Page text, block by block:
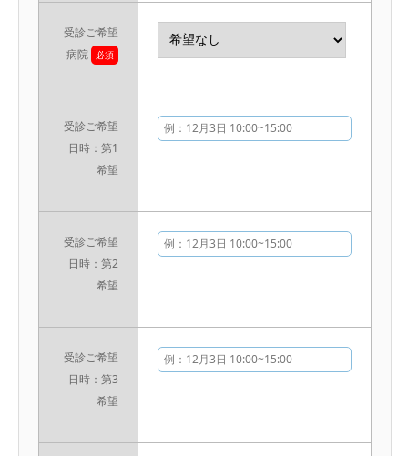
受診ご希望
病院
必須
受診ご希望
日時：第1
希望
受診ご希望
日時：第2
希望
受診ご希望
日時：第3
希望